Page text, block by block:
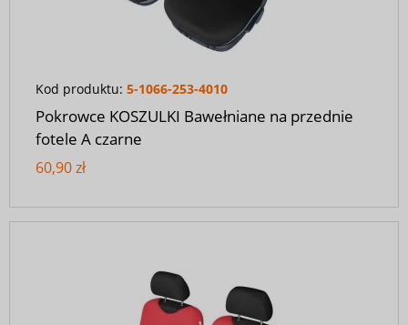
Kod produktu: 5-1066-253-4010
Pokrowce KOSZULKI Bawełniane na przednie
fotele A czarne
60,90 zł